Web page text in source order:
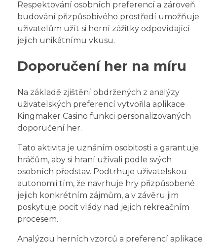
Respektování osobních preferencí a zároveň
budování přizpůsobivého prostředí umožňuje
uživatelům užít si herní zážitky odpovídající
jejich unikátnímu vkusu.
Doporučení her na míru
Na základě zjištění obdržených z analýzy
uživatelských preferencí vytvořila aplikace
Kingmaker Casino funkci personalizovaných
doporučení her.
Tato aktivita je uznáním osobitosti a garantuje
hráčům, aby si hraní užívali podle svých
osobních představ. Podtrhuje uživatelskou
autonomii tím, že navrhuje hry přizpůsobené
jejich konkrétním zájmům, a v závěru jim
poskytuje pocit vlády nad jejich rekreačním
procesem.
Analýzou herních vzorců a preferencí aplikace